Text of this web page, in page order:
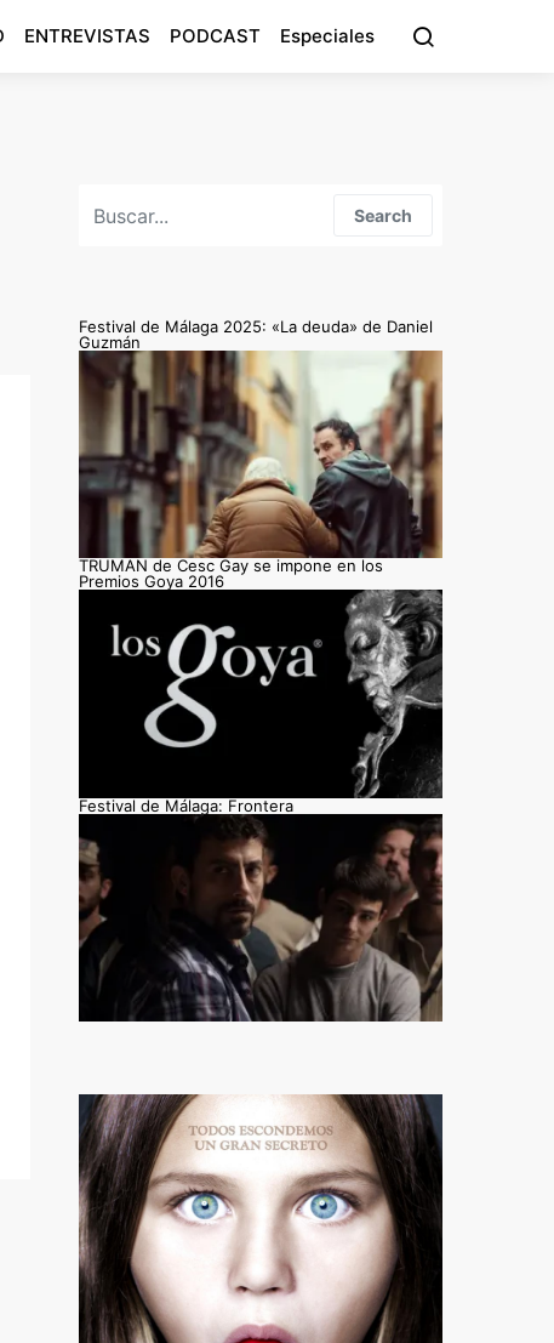
ENTREVISTAS PODCAST Especiales
Search
Festival de Málaga 2025: «La deuda» de Daniel
Guzmán
TRUMAN de Cesc Gay se impone en los
Premios Goya 2016
Festival de Málaga: Frontera